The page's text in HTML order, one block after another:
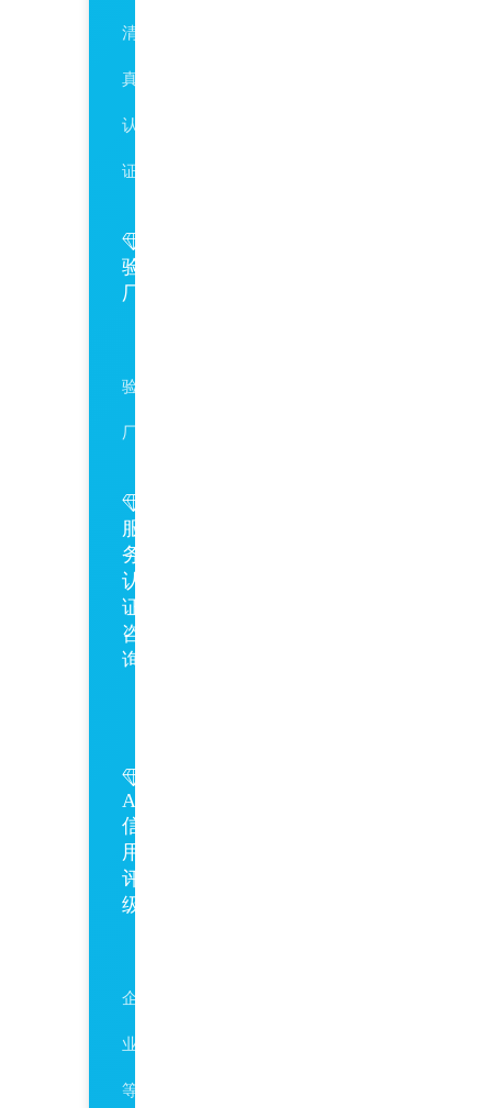
清
真
认
证
验
厂
验
厂
服
务
认
证
咨
询
AAA
信
用
评
级
企
业
等